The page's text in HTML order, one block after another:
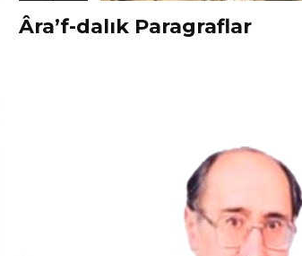
Âra’f-dalık Paragraflar